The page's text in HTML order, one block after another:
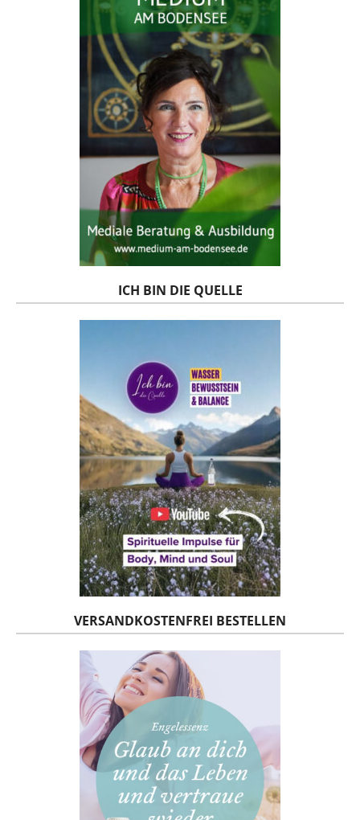
ICH BIN DIE QUELLE
VERSANDKOSTENFREI BESTELLEN